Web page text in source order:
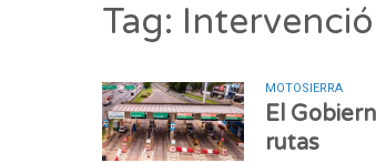
Tag:
MOTOSIERRA
El
rutas